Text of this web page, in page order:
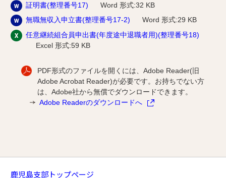
証明書(整理番号17)
Word 形式:32 KB
無職無収入申立書(整理番号17-2)
Word 形式:29 KB
任意継続組合員申出書(年度途中退職者用)(整理番号18)
Excel 形式:59 KB
PDF形式のファイルを開くには、Adobe Reader(旧
Adobe Acrobat Reader)が必要です。お持ちでない方
は、Adobe社から無償でダウンロードできます。
Adobe Readerのダウンロードへ
鹿児島支部トップページ